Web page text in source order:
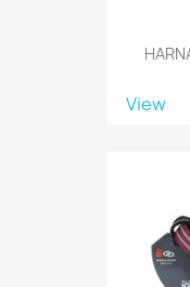
View